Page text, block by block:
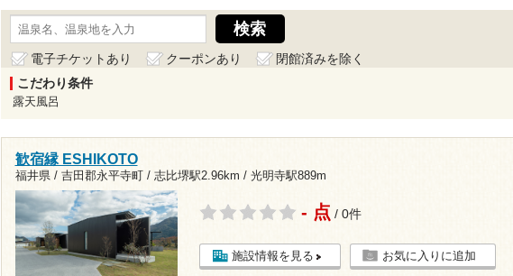
電子チケットあり クーポンあり
閉館済みを除く
こだわり条件
露天風呂
歓宿縁 ESHIKOTO
福井県 / 吉田郡永平寺町 / 志比堺駅2.96km / 光明寺駅889m
- 点 / 0件
施設情報を見る お気に入りに追加